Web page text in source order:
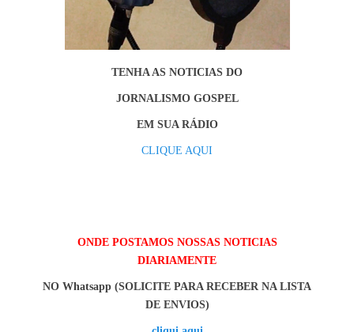
TENHA AS NOTICIAS DO
JORNALISMO GOSPEL
EM SUA RÁDIO
CLIQUE AQUI
ONDE POSTAMOS NOSSAS NOTICIAS
DIARIAMENTE
NO Whatsapp (SOLICITE PARA RECEBER NA LISTA
DE ENVIOS)